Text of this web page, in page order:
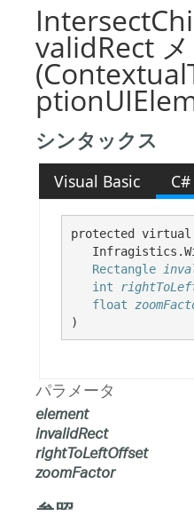
validRect
シンタックス
Visual Basic C#
protected virtual
Rectangle
int
float
)
パラメータ
element
invalidRect
rightToLeftOffset
zoomFactor
参照